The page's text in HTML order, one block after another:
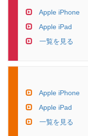
Apple iPhone
Apple iPad
一覧を見る
Apple iPhone
Apple iPad
一覧を見る